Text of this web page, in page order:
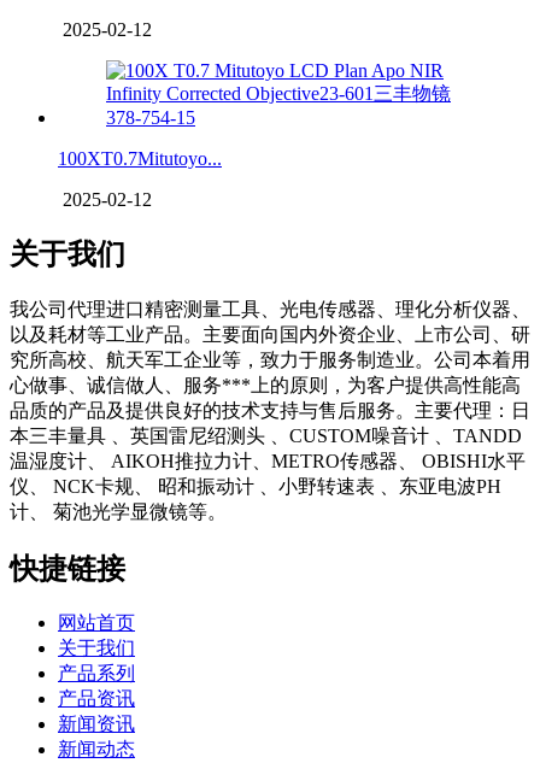
2025-02-12
100XT0.7Mitutoyo...
2025-02-12
关于我们
我公司代理进口精密测量工具、光电传感器、理化分析仪器、
以及耗材等工业产品。主要面向国内外资企业、上市公司、研
究所高校、航天军工企业等，致力于服务制造业。公司本着用
心做事、诚信做人、服务***上的原则，为客户提供高性能高
品质的产品及提供良好的技术支持与售后服务。主要代理：日
本三丰量具 、英国雷尼绍测头 、CUSTOM噪音计 、TANDD
温湿度计、 AIKOH推拉力计、METRO传感器、 OBISHI水平
仪、 NCK卡规、 昭和振动计 、小野转速表 、东亚电波PH
计、 菊池光学显微镜等。
快捷链接
网站首页
关于我们
产品系列
产品资讯
新闻资讯
新闻动态